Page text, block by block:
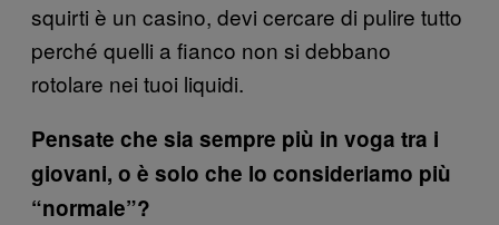
squirti è un casino, devi cercare di pulire tutto
perché quelli a fianco non si debbano
rotolare nei tuoi liquidi.
Pensate che sia sempre più in voga tra i
giovani, o è solo che lo consideriamo più
“normale”?